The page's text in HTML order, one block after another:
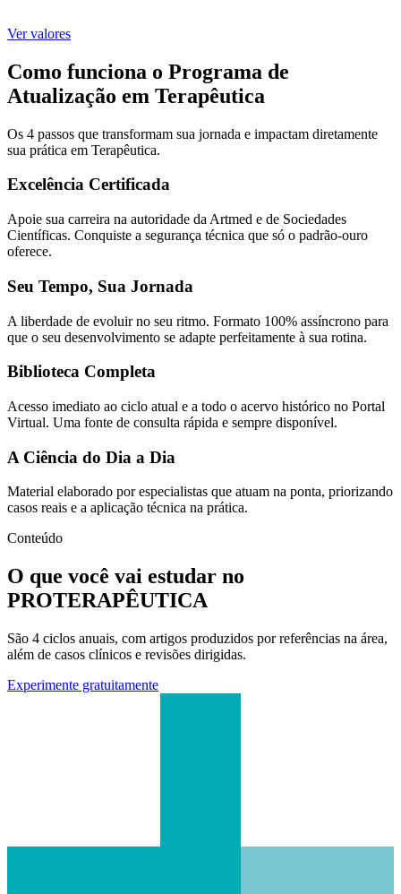
Ver valores
Como funciona o Programa de
Atualização em Terapêutica
Os 4 passos que transformam sua jornada e impactam diretamente
sua prática em Terapêutica.
Excelência Certificada
Apoie sua carreira na autoridade da Artmed e de Sociedades
Científicas. Conquiste a segurança técnica que só o padrão-ouro
oferece.
Seu Tempo, Sua Jornada
A liberdade de evoluir no seu ritmo. Formato 100% assíncrono para
que o seu desenvolvimento se adapte perfeitamente à sua rotina.
Biblioteca Completa
Acesso imediato ao ciclo atual e a todo o acervo histórico no Portal
Virtual. Uma fonte de consulta rápida e sempre disponível.
A Ciência do Dia a Dia
Material elaborado por especialistas que atuam na ponta, priorizando
casos reais e a aplicação técnica na prática.
Conteúdo
O que você vai estudar no
PROTERAPÊUTICA
São 4 ciclos anuais, com artigos produzidos por referências na área,
além de casos clínicos e revisões dirigidas.
Experimente gratuitamente